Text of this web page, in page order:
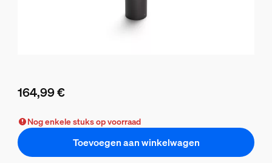
164,99 €
Nog enkele stuks op voorraad
Toevoegen aan winkelwagen